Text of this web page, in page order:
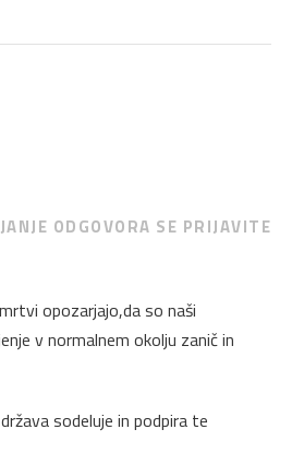
ODGOVORA SE PRIJAVITE
opozarjajo,da so naši
v normalnem okolju zanič in
sodeluje in podpira te